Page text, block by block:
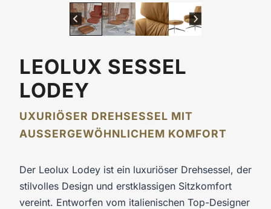
LEOLUX SESSEL
LODEY
UXURIÖSER DREHSESSEL MIT
AUSSERGEWÖHNLICHEM KOMFORT
Der Leolux Lodey ist ein luxuriöser Drehsessel, der
stilvolles Design und erstklassigen Sitzkomfort
vereint. Entworfen vom italienischen Top-Designer